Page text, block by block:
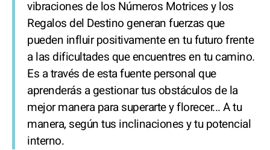
vibraciones de los Números Motrices y los
Regalos del Destino generan fuerzas que
pueden influir positivamente en tu futuro frente
a las dificultades que encuentres en tu camino.
Es a través de esta fuente personal que
aprenderás a gestionar tus obstáculos de la
mejor manera para superarte y florecer... A tu
manera, según tus inclinaciones y tu potencial
interno.